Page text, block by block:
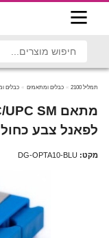
תמליל 2100 כבלים ומתאמים כבלים
לפאנל צבע כחול
מקט: DG-OPTA10-BLU